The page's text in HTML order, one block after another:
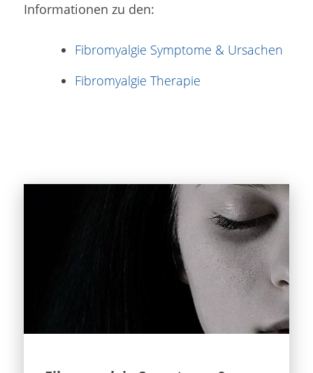
Informationen zu den:
Fibromyalgie Symptome & Ursachen
Fibromyalgie Therapie